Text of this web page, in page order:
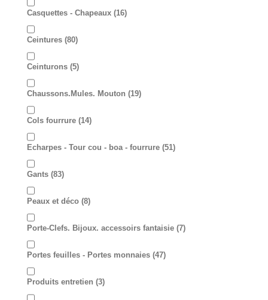
Casquettes - Chapeaux (16)
Ceintures (80)
Ceinturons (5)
Chaussons.Mules. Mouton (19)
Cols fourrure (14)
Echarpes - Tour cou - boa - fourrure (51)
Gants (83)
Peaux et déco (8)
Porte-Clefs. Bijoux. accessoirs fantaisie (7)
Portes feuilles - Portes monnaies (47)
Produits entretien (3)